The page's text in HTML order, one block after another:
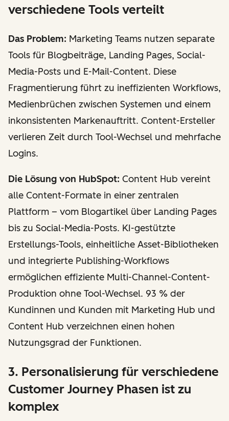
verschiedene Tools verteilt
Das Problem: Marketing Teams nutzen separate
Tools für Blogbeiträge, Landing Pages, Social-
Media-Posts und E-Mail-Content. Diese
Fragmentierung führt zu ineffizienten Workflows,
Medienbrüchen zwischen Systemen und einem
inkonsistenten Markenauftritt. Content-Ersteller
verlieren Zeit durch Tool-Wechsel und mehrfache
Logins.
Die Lösung von HubSpot: Content Hub vereint
alle Content-Formate in einer zentralen
Plattform – vom Blogartikel über Landing Pages
bis zu Social-Media-Posts. KI-gestützte
Erstellungs-Tools, einheitliche Asset-Bibliotheken
und integrierte Publishing-Workflows
ermöglichen effiziente Multi-Channel-Content-
Produktion ohne Tool-Wechsel. 93 % der
Kundinnen und Kunden mit Marketing Hub und
Content Hub verzeichnen einen hohen
Nutzungsgrad der Funktionen.
3. Personalisierung für verschiedene
Customer Journey Phasen ist zu
komplex